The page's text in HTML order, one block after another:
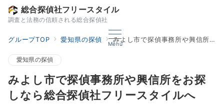
総合探偵社フリースタイル
調査と法務の信頼される総合探偵社
Menu
グループTOP 愛知県の探偵 みよし市で探偵事務所や興信所をお探しなら総合探偵社フリースタイルへ
愛知県の探偵
みよし市で探偵事務所や興信所をお探
しなら総合探偵社フリースタイルへ